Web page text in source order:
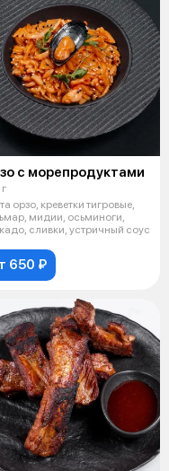
с морепродуктами
орзо, креветки тигровые,
мидии, осьминоги,
сливки, устричный соус
650 ₽